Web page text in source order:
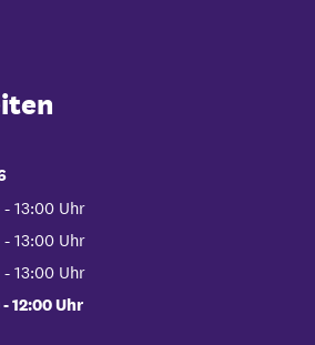
- 13:00 Uhr
bis 13:00 Uhr
- 13:00 Uhr
bis 13:00 Uhr
- 13:00 Uhr
bis 13:00 Uhr
-12:00Uhr